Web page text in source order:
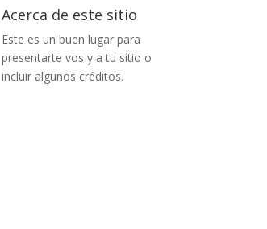
Acerca de este sitio
Este es un buen lugar para
presentarte vos y a tu sitio o
incluir algunos créditos.